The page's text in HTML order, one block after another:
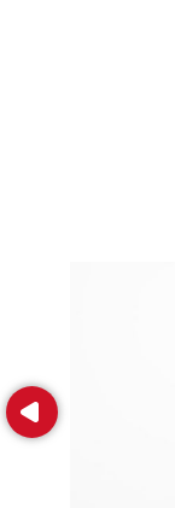
Prev